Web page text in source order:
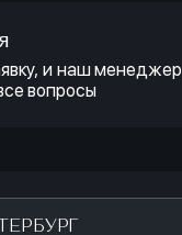
и наш менеджер
вопросы